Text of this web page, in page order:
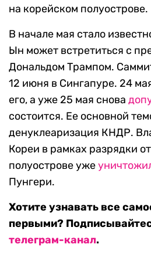
на корейском полуострове.
В начале мая стало
Ын может встретиться с
Дональдом Трампом.
12 июня в Сингапуре. 24
его, а уже 25 мая снова
состоится. Ее основной
денуклеаризация КНДР.
Кореи в рамках разрядки
полуострове уже
Пунгери.
Хотите узнавать все
первыми?
телеграм-канал.